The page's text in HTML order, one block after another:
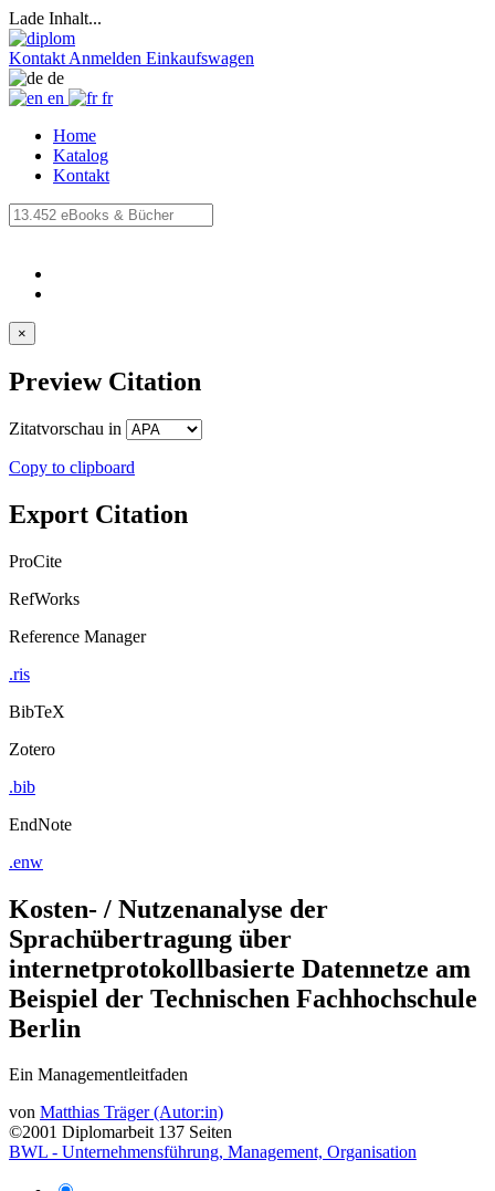
Lade Inhalt...
Kontakt Anmelden Einkaufswagen
de
en
fr
Home
Katalog
Kontakt
×
Preview Citation
Zitatvorschau in
Copy to clipboard
Export Citation
ProCite
RefWorks
Reference Manager
.ris
BibTeX
Zotero
.bib
EndNote
.enw
Kosten- / Nutzenanalyse der
Sprachübertragung über
internetprotokollbasierte Datennetze am
Beispiel der Technischen Fachhochschule
Berlin
Ein Managementleitfaden
von Matthias Träger (Autor:in)
©2001 Diplomarbeit 137 Seiten
BWL - Unternehmensführung, Management, Organisation